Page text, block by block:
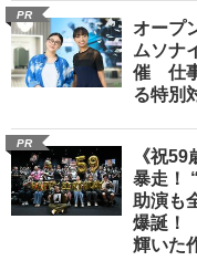
PR
オープ
ムソナ
催 仕
る特別
PR
《祝
暴走！
助演も
爆誕！
輝いた